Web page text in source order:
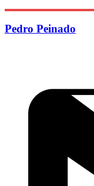
Pedro Peinado